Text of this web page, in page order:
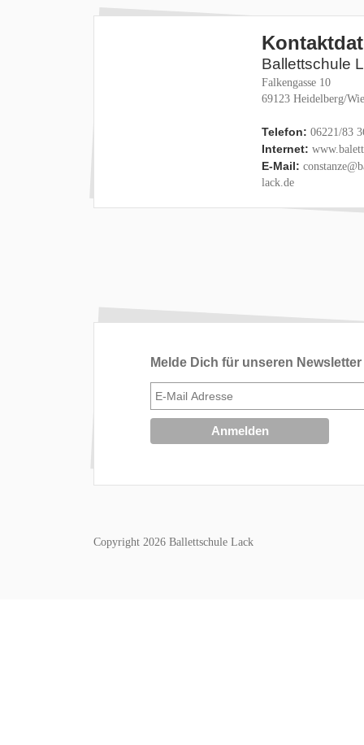
Ballettschule
Falkengasse 10
69123 Heidelberg/
Telefon: 06221/83
Internet:
E-Mail:
lack.de
Melde Dich für unseren
Copyright 2026 Ballettschule Lack